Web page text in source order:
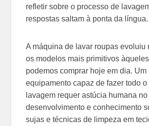
refletir sobre o processo de
respostas saltam à ponta da língua.
A máquina de lavar roupas evoluiu
os modelos mais primitivos
podemos comprar hoje em dia. Um
equipamento capaz de fazer todo
lavagem requer astúcia humana no
desenvolvimento e conhecimento
sujas e técnicas de limpeza em